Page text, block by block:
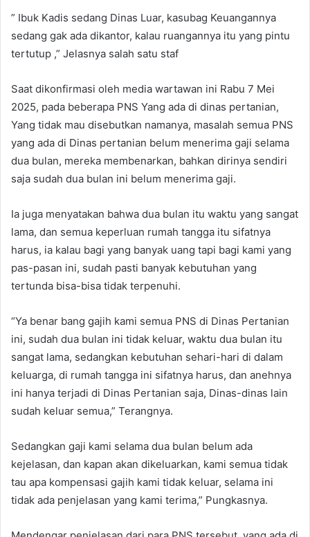
” Ibuk Kadis sedang Dinas Luar, kasubag Keuangannya
sedang gak ada dikantor, kalau ruangannya itu yang pintu
tertutup ,” Jelasnya salah satu staf
Saat dikonfirmasi oleh media wartawan ini Rabu 7 Mei
2025, pada beberapa PNS Yang ada di dinas pertanian,
Yang tidak mau disebutkan namanya, masalah semua PNS
yang ada di Dinas pertanian belum menerima gaji selama
dua bulan, mereka membenarkan, bahkan dirinya sendiri
saja sudah dua bulan ini belum menerima gaji.
Ia juga menyatakan bahwa dua bulan itu waktu yang sangat
lama, dan semua keperluan rumah tangga itu sifatnya
harus, ia kalau bagi yang banyak uang tapi bagi kami yang
pas-pasan ini, sudah pasti banyak kebutuhan yang
tertunda bisa-bisa tidak terpenuhi.
“Ya benar bang gajih kami semua PNS di Dinas Pertanian
ini, sudah dua bulan ini tidak keluar, waktu dua bulan itu
sangat lama, sedangkan kebutuhan sehari-hari di dalam
keluarga, di rumah tangga ini sifatnya harus, dan anehnya
ini hanya terjadi di Dinas Pertanian saja, Dinas-dinas lain
sudah keluar semua,” Terangnya.
Sedangkan gaji kami selama dua bulan belum ada
kejelasan, dan kapan akan dikeluarkan, kami semua tidak
tau apa kompensasi gajih kami tidak keluar, selama ini
tidak ada penjelasan yang kami terima,” Pungkasnya.